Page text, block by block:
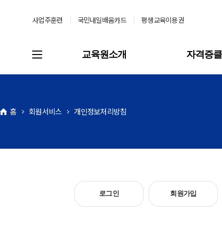
사업주훈련 국민내일배움카드 평생교육이용권
교육원소개 자격증
로그인 회원가입
회원서비스 개인정보처리방침